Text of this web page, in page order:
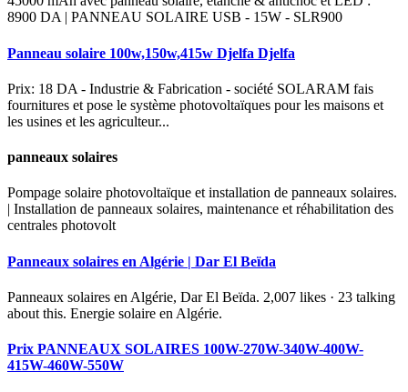
8900 DA | PANNEAU SOLAIRE USB - 15W - SLR900
Panneau solaire 100w,150w,415w Djelfa Djelfa
Prix: 18 DA - Industrie & Fabrication - société SOLARAM fais
fournitures et pose le système photovoltaïques pour les maisons et
les usines et les agriculteur...
panneaux solaires
Pompage solaire photovoltaïque et installation de panneaux solaires.
| Installation de panneaux solaires, maintenance et réhabilitation des
centrales photovolt
Panneaux solaires en Algérie | Dar El Beïda
Panneaux solaires en Algérie, Dar El Beïda. 2,007 likes · 23 talking
about this. Energie solaire en Algérie.
Prix PANNEAUX SOLAIRES 100W-270W-340W-400W-
415W-460W-550W